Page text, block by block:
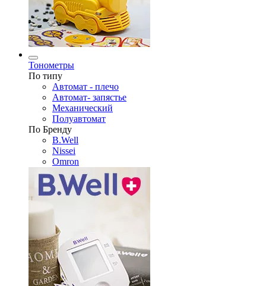
Тонометры
По типу
Автомат - плечо
Автомат- запястье
Механический
Полуавтомат
По Бренду
B.Well
Nissei
Omron